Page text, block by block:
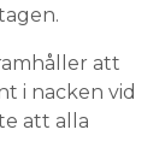
att
i nacken vid
att alla